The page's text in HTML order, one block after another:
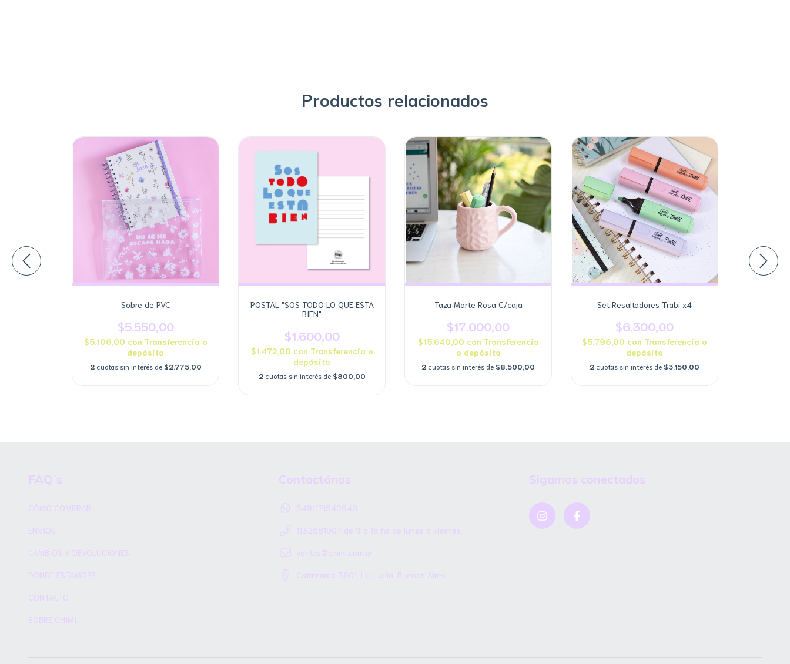
Productos relacionados
Sobre de PVC
$5.550,00
$5.106,00 con Transferencia o
depósito
2 cuotas sin interés de $2.775,00
POSTAL "SOS TODO LO QUE ESTA
BIEN"
$1.600,00
$1.472,00 con Transferencia o
depósito
2 cuotas sin interés de $800,00
Taza Marte Rosa C/caja
$17.000,00
$15.640,00 con Transferencia
o depósito
2 cuotas sin interés de $8.500,00
Set Resaltadores Trabi x4
$6.300,00
$5.796,00 con Transferencia o
depósito
2 cuotas sin interés de $3.150,00
FAQ´s
CÓMO COMPRAR
ENVIOS
CAMBIOS Y DEVOLUCIONES
DONDE ESTAMOS?
CONTACTO
SOBRE CHIMI
Contactános
5491171540548
1132681907 de 9 a 15 hs de lunes a viernes.
ventas@chimi.com.ar
Catamarca 3601, La Lucila, Buenos Aires
Sigamos conectados